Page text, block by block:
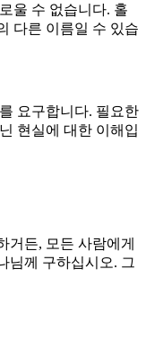
울 수 없습니다. 홀
다른 이름일 수 있습
요구합니다. 필요한
현실에 대한 이해입
거든, 모든 사람에게
님께 구하십시오. 그